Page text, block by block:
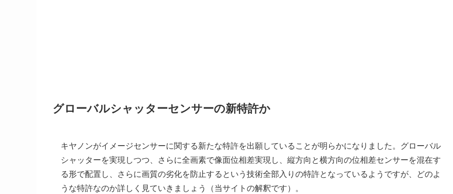
グローバルシャッターセンサーの新特許か
キヤノンがイメージセンサーに関する新たな特許を出願していることが明らかになりました。グローバル
シャッターを実現しつつ、さらに全画素で像面位相差実現し、縦方向と横方向の位相差センサーを混在す
る形で配置し、さらに画質の劣化を防止するという技術全部入りの特許となっているようですが、どのよ
うな特許なのか詳しく見ていきましょう（当サイトの解釈です）。